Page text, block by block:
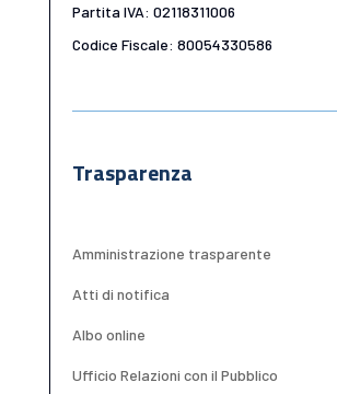
Partita IVA: 02118311006
Codice Fiscale: 80054330586
Trasparenza
Amministrazione trasparente
Atti di notifica
Albo online
Ufficio Relazioni con il Pubblico